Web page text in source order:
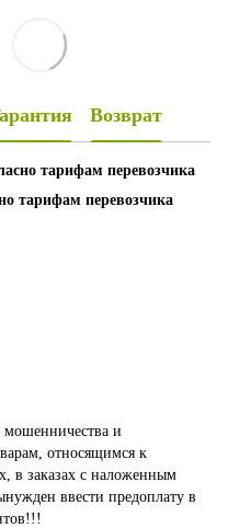
Возврат
тарифам перевозчика
тарифам перевозчика
мошенничества и
относящимся к
в заказах с наложенным
ввести предоплату в